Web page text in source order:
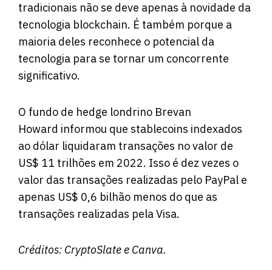
tradicionais não se deve apenas à novidade da
tecnologia blockchain. É também porque a
maioria deles reconhece o potencial da
tecnologia para se tornar um concorrente
significativo.
O fundo de hedge londrino Brevan
Howard informou que stablecoins indexados
ao dólar liquidaram transações no valor de
US$ 11 trilhões em 2022. Isso é dez vezes o
valor das transações realizadas pelo PayPal e
apenas US$ 0,6 bilhão menos do que as
transações realizadas pela Visa.
Créditos: CryptoSlatee Canva.